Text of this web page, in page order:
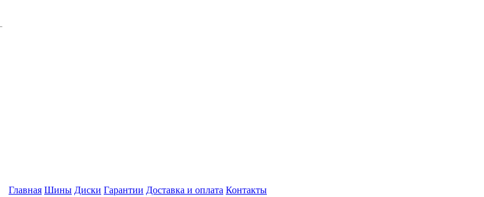
Главная Шины Диски Гарантии Доставка и оплата Контакты